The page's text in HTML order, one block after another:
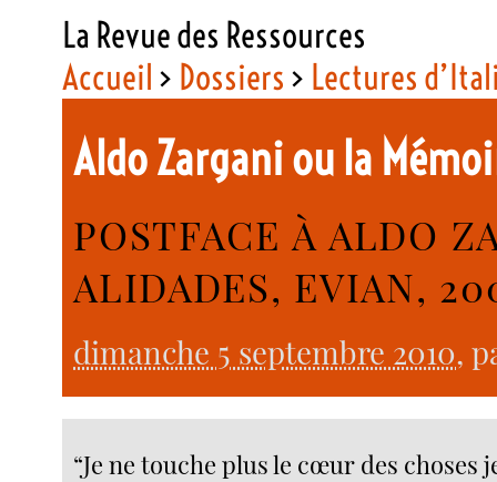
La Revue des Ressources
Accueil > Dossiers > Lectures
Aldo Zargani ou la
POSTFACE À ALDO
ALIDADES, EVIAN,
dimanche 5 septembre 2010,
“Je ne touche plus le cœur des choses